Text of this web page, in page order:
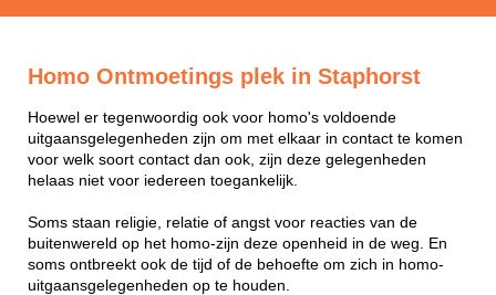
Homo Ontmoetings plek in Staphorst
Hoewel er tegenwoordig ook voor homo's voldoende
uitgaansgelegenheden zijn om met elkaar in contact te komen
voor welk soort contact dan ook, zijn deze gelegenheden
helaas niet voor iedereen toegankelijk.
Soms staan religie, relatie of angst voor reacties van de
buitenwereld op het homo-zijn deze openheid in de weg. En
soms ontbreekt ook de tijd of de behoefte om zich in homo-
uitgaansgelegenheden op te houden.